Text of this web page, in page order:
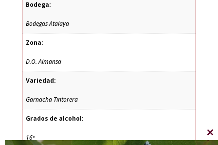
Bodega:
Bodegas Atalaya
Zona:
D.O. Almansa
Variedad:
Garnacha Tintorera
Grados de alcohol:
16º